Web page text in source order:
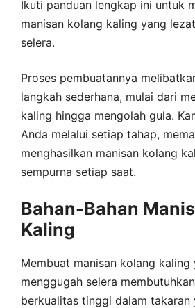
Ikuti panduan lengkap ini untuk
manisan kolang kaling yang
selera.
Proses pembuatannya
langkah sederhana, mulai dari
kaling hingga mengolah gula.
Anda melalui setiap tahap,
menghasilkan manisan kolang
sempurna setiap saat.
Bahan-Bahan
Kaling
Membuat manisan kolang
menggugah selera
berkualitas tinggi dalam takaran